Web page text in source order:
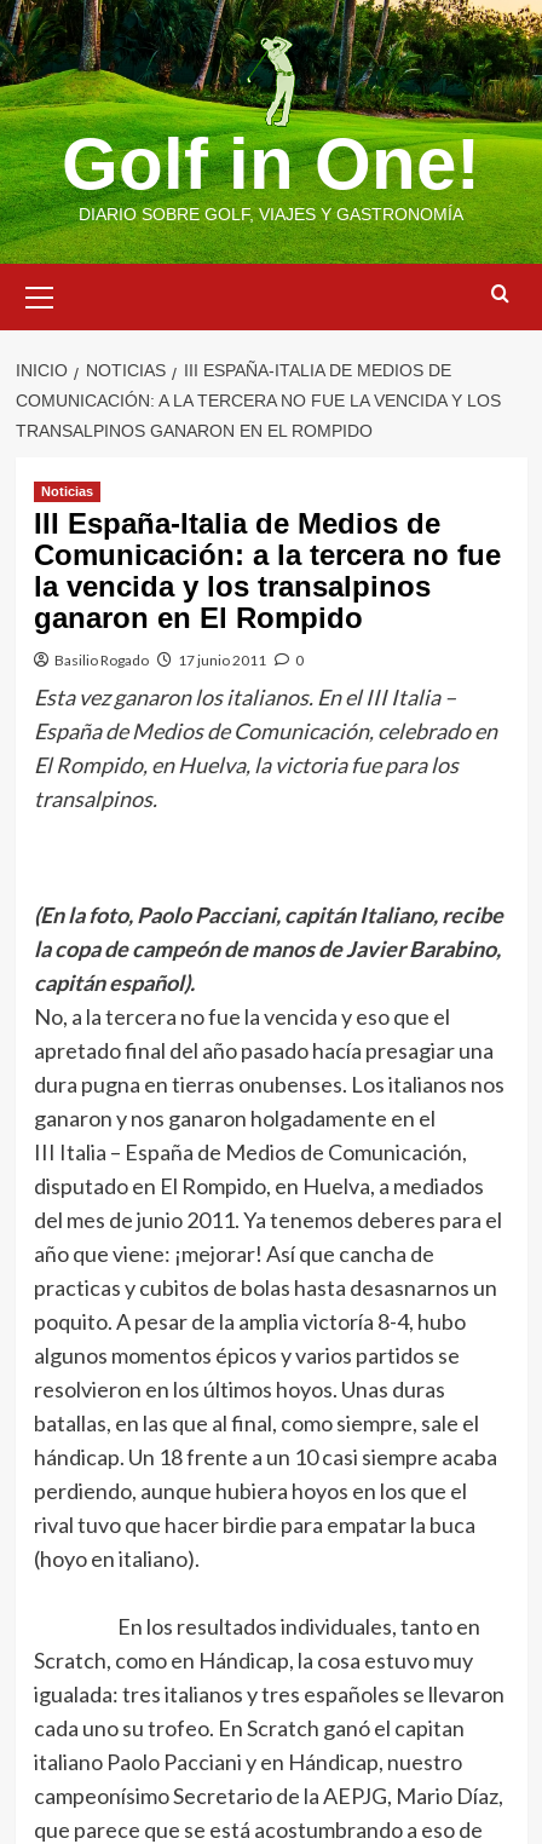
Saltar
al
contenido
Golf in One!
DIARIO SOBRE GOLF, VIAJES Y GASTRONOMÍA
primario
INICIO NOTICIAS
III ESPAÑA-ITALIA DE MEDIOS DE
COMUNICACIÓN: A LA TERCERA NO FUE LA VENCIDA Y LOS
TRANSALPINOS GANARON EN EL ROMPIDO
Noticias
III España-Italia de Medios de
Comunicación: a la tercera no fue
la vencida y los transalpinos
ganaron en El Rompido
Basilio Rogado 17 junio 2011 0
Esta vez ganaron los italianos. En el III Italia –
España de Medios de Comunicación, celebrado en
El Rompido, en Huelva, la victoria fue para los
transalpinos.
(En la foto, Paolo Pacciani, capitán Italiano, recibe
la copa de campeón de manos de Javier Barabino,
capitán español).
No, a la tercera no fue la vencida y eso que el
apretado final del año pasado hacía presagiar una
dura pugna en tierras onubenses. Los italianos nos
ganaron y nos ganaron holgadamente en el
III Italia – España de Medios de Comunicación,
disputado en El Rompido, en Huelva, a mediados
del mes de junio 2011. Ya tenemos deberes para el
año que viene: ¡mejorar! Así que cancha de
practicas y cubitos de bolas hasta desasnarnos un
poquito. A pesar de la amplia victoría 8-4, hubo
algunos momentos épicos y varios partidos se
resolvieron en los últimos hoyos. Unas duras
batallas, en las que al final, como siempre, sale el
hándicap. Un 18 frente a un 10 casi siempre acaba
perdiendo, aunque hubiera hoyos en los que el
rival tuvo que hacer birdie para empatar la buca
(hoyo en italiano).
En los resultados individuales, tanto en
Scratch, como en Hándicap, la cosa estuvo muy
igualada: tres italianos y tres españoles se llevaron
cada uno su trofeo. En Scratch ganó el capitan
italiano Paolo Pacciani y en Hándicap, nuestro
campeonísimo Secretario de la AEPJG, Mario Díaz,
que parece que se está acostumbrando a eso de